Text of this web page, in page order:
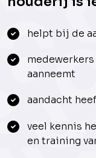
helpt bij de
aanneemt
aandacht
veel kennis
en training